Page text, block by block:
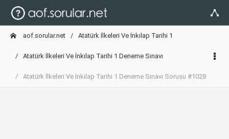
aof.sorular.net Atatürk İlkeleri Ve İnkılap Tarihi 1
Atatürk İlkeleri Ve İnkılap Tarihi 1 Deneme Sınavı
Atatürk İlkeleri Ve İnkılap Tarihi 1 Deneme Sınavı Sorusu #1028